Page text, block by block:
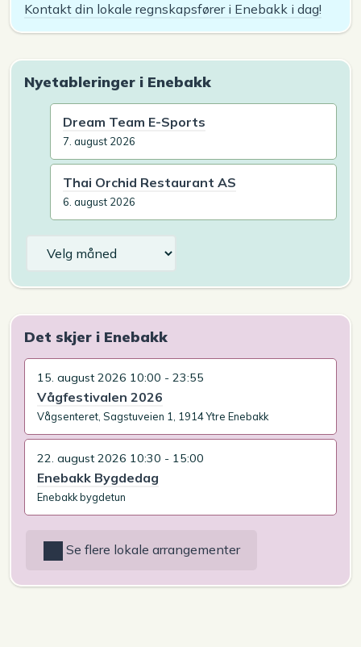
Kontakt din lokale regnskapsfører i Enebakk i dag!
Nyetableringer i Enebakk
Dream Team E-Sports
7. august 2026
Thai Orchid Restaurant AS
6. august 2026
Det skjer i Enebakk
15. august 2026 10:00 - 23:55
Vågfestivalen 2026
Vågsenteret, Sagstuveien 1, 1914 Ytre Enebakk
22. august 2026 10:30 - 15:00
Enebakk Bygdedag
Enebakk bygdetun
Se flere lokale arrangementer